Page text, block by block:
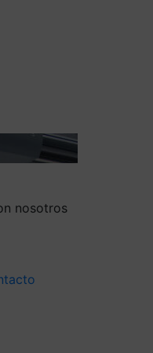
nosotros